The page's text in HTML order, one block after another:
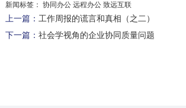
新闻标签： 协同办公 远程办公 致远互联
上一篇： 工作周报的谎言和真相（之二）
下一篇： 社会学视角的企业协同质量问题